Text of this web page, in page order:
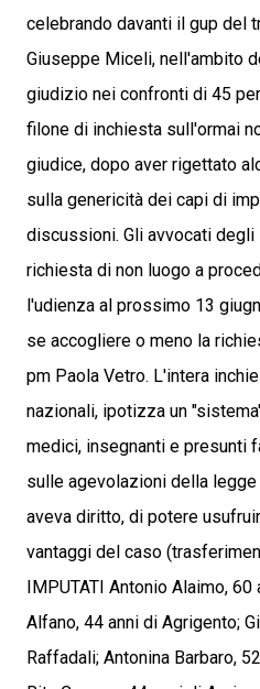
celebrando davanti il gup del
Giuseppe Miceli, nell'ambito
giudizio nei confronti di 45
filone di inchiesta sull'ormai
giudice, dopo aver rigettato
sulla genericità dei capi di
discussioni. Gli avvocati degli
richiesta di non luogo a
l'udienza al prossimo 13
se accogliere o meno la
pm Paola Vetro. L'intera
nazionali, ipotizza un
medici, insegnanti e presunti
sulle agevolazioni della legge
aveva diritto, di potere
vantaggi del caso
IMPUTATI Antonio Alaimo, 60
Alfano, 44 anni di Agrigento;
Raffadali; Antonina Barbaro,